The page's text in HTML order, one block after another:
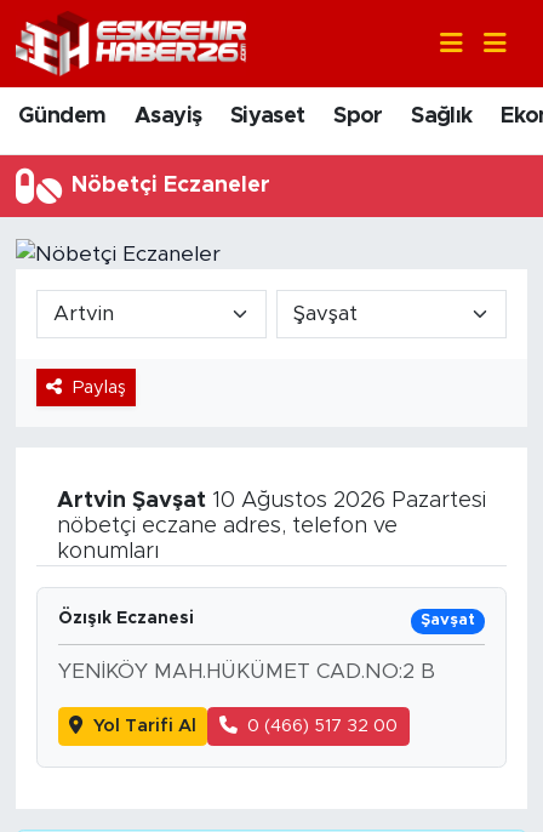
Gündem Asayiş Siyaset Spor Sağlık
Nöbetçi Eczaneler
Paylaş
Artvin Şavşat10 Ağustos 2026 Pazartesi
nöbetçi eczane adres, telefon ve
konumları
Özışık Eczanesi Şavşat
YENİKÖY MAH.HÜKÜMET CAD.NO:2 B
Yol Tarifi Al 0 (466) 517 32 00
Gündem
Asayiş
Siyaset
Sağlık
Ekonomi
Sanat
Bölge
Teknoloji
Magazin
Dünya
Nöbetçi Eczaneler
Hava Durumu
Trafik Durumu
Tüm Manşetler
Son Dakika Haberleri